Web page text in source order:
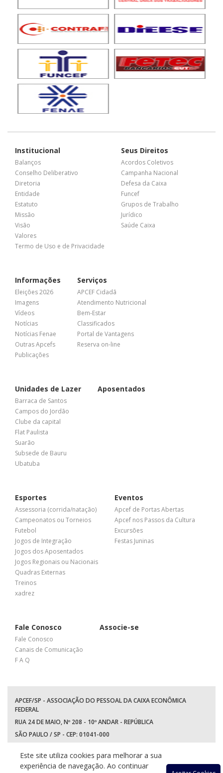
Institucional
Balanços
Conselho Deliberativo
Diretoria
Entidade
Estatuto
Missão
Visão
Valores
Termo de Uso e de Privacidade
Seus Direitos
Acordos Coletivos
Campanha Nacional
Defesa da Caixa
Funcef
Grupos de Trabalho
Jurídico
Saúde Caixa
Informações
Eleições 2026
Imagens
Vídeos
Notícias
Notícias Fenae
Outras Apcefs
Publicações
Serviços
APCEF Cidadã
Atendimento Nutricional
Bem-Estar
Classificados
Portal de Vantagens
Reserva on-line
Unidades de Lazer
Barraca de Santos
Campos do Jordão
Clube da capital
Flat Paulista
Suarão
Subsede de Bauru
Ubatuba
Aposentados
Esportes
Assessoria (corrida/natação)
Campeonatos ou Torneios
Futebol
Jogos de Integração
Jogos dos Aposentados
Jogos Regionais ou Nacionais
Quadras Externas
Treinos
xadrez
Eventos
Apcef de Portas Abertas
Apcef nos Passos da Cultura
Excursões
Festas Juninas
Fale Conosco
Fale Conosco
Canais de Comunicação
F A Q
Associe-se
APCEF/SP - ASSOCIAÇÃO DO PESSOAL DA CAIXA ECONÔMICA
FEDERAL
RUA 24 DE MAIO, Nº 208 - 10º ANDAR - REPÚBLICA
SÃO PAULO / SP - CEP: 01041-000
WhatsApp: (11) 94597-5758
Este site utiliza cookies para melhorar a sua
experiência de navegação. Ao continuar